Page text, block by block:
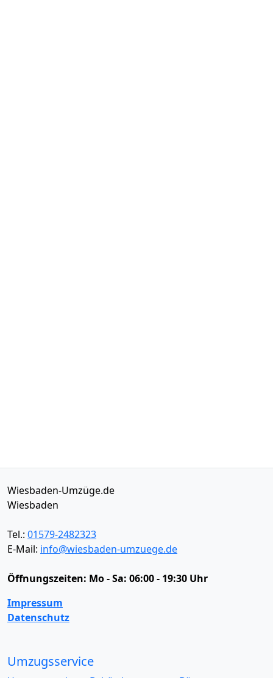
Wiesbaden-Umzüge.de
Wiesbaden
Tel.: 01579-2482323
E-Mail: info@wiesbaden-umzuege.de
Öffnungszeiten: Mo - Sa: 06:00 - 19:30 Uhr
Impressum
Datenschutz
Umzugsservice